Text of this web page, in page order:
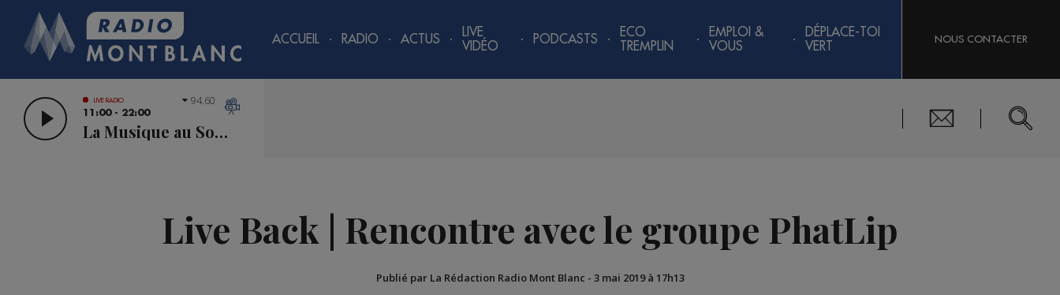
ACCUEIL RADIO ACTUS
LIVE
VIDÉO
PODCASTS
ECO
TREMPLIN
EMPLOI &
VOUS
DÉPLACE-TOI
VERT
NOUS CONTACTER
LIVE RADIO
11:00 - 22:00
La Musique au Sommet
94.60
Live Back | Rencontre avec le groupe PhatLip
Publié par La Rédaction Radio Mont Blanc - 3 mai 2019 à 17h13